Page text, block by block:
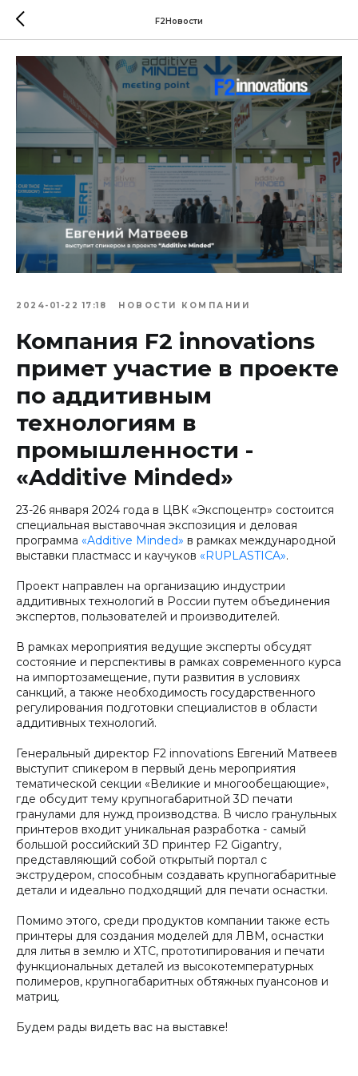
F2Новости
2024-01-22 17:18 НОВОСТИ КОМПАНИИ
Компания F2 innovations
примет участие в проекте
по аддитивным
технологиям в
промышленности -
«Additive Minded»
23-26 января 2024 года в ЦВК «Экспоцентр» состоится
специальная выставочная экспозиция и деловая
программа «Additive Minded» в рамках международной
выставки пластмасс и каучуков «RUPLASTICA».
Проект направлен на организацию индустрии
аддитивных технологий в России путем объединения
экспертов, пользователей и производителей.
В рамках мероприятия ведущие эксперты обсудят
состояние и перспективы в рамках современного курса
на импортозамещение, пути развития в условиях
санкций, а также необходимость государственного
регулирования подготовки специалистов в области
аддитивных технологий.
Генеральный директор F2 innovations Евгений Матвеев
выступит спикером в первый день мероприятия
тематической секции «Великие и многообещающие»,
где обсудит тему крупногабаритной 3D печати
гранулами для нужд производства. В число гранульных
принтеров входит уникальная разработка - самый
большой российский 3D принтер F2 Gigantry,
представляющий собой открытый портал с
экструдером, способным создавать крупногабаритные
детали и идеально подходящий для печати оснастки.
Помимо этого, среди продуктов компании также есть
принтеры для создания моделей для ЛВМ, оснастки
для литья в землю и ХТС, прототипирования и печати
функциональных деталей из высокотемпературных
полимеров, крупногабаритных обтяжных пуансонов и
матриц.
Будем рады видеть вас на выставке!